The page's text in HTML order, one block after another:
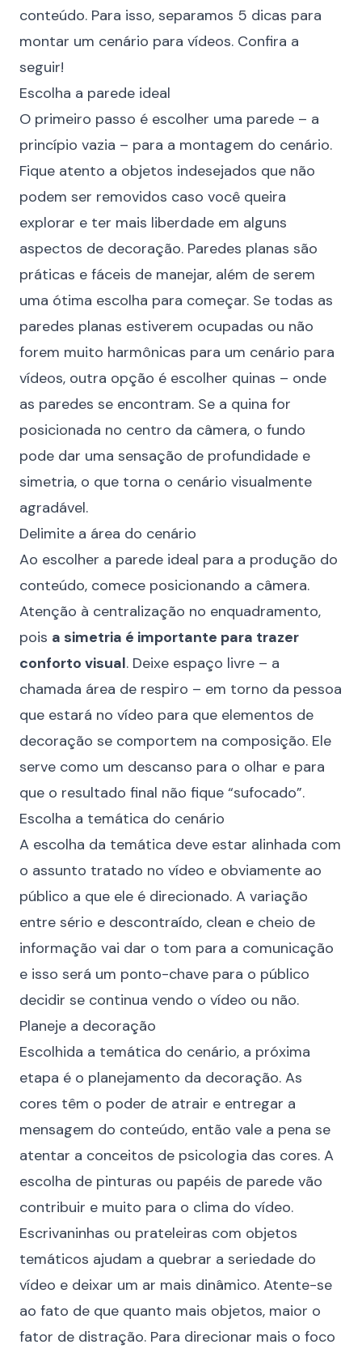
conteúdo. Para isso, separamos 5 dicas para
montar um cenário para vídeos. Confira a
seguir!
Escolha a parede ideal
O primeiro passo é escolher uma parede – a
princípio vazia – para a montagem do cenário.
Fique atento a objetos indesejados que não
podem ser removidos caso você queira
explorar e ter mais liberdade em alguns
aspectos de decoração. Paredes planas são
práticas e fáceis de manejar, além de serem
uma ótima escolha para começar. Se todas as
paredes planas estiverem ocupadas ou não
forem muito harmônicas para um cenário para
vídeos, outra opção é escolher quinas – onde
as paredes se encontram. Se a quina for
posicionada no centro da câmera, o fundo
pode dar uma sensação de profundidade e
simetria, o que torna o cenário visualmente
agradável.
Delimite a área do cenário
Ao escolher a parede ideal para a produção do
conteúdo, comece posicionando a câmera.
Atenção à centralização no enquadramento,
pois a simetria é importante para trazer
conforto visual. Deixe espaço livre – a
chamada área de respiro – em torno da pessoa
que estará no vídeo para que elementos de
decoração se comportem na composição. Ele
serve como um descanso para o olhar e para
que o resultado final não fique “sufocado”.
Escolha a temática do cenário
A escolha da temática deve estar alinhada com
o assunto tratado no vídeo e obviamente ao
público a que ele é direcionado. A variação
entre sério e descontraído, clean e cheio de
informação vai dar o tom para a comunicação
e isso será um ponto-chave para o público
decidir se continua vendo o vídeo ou não.
Planeje a decoração
Escolhida a temática do cenário, a próxima
etapa é o planejamento da decoração. As
cores têm o poder de atrair e entregar a
mensagem do conteúdo, então vale a pena se
atentar a conceitos de psicologia das cores. A
escolha de pinturas ou papéis de parede vão
contribuir e muito para o clima do vídeo.
Escrivaninhas ou prateleiras com objetos
temáticos ajudam a quebrar a seriedade do
vídeo e deixar um ar mais dinâmico. Atente-se
ao fato de que quanto mais objetos, maior o
fator de distração. Para direcionar mais o foco